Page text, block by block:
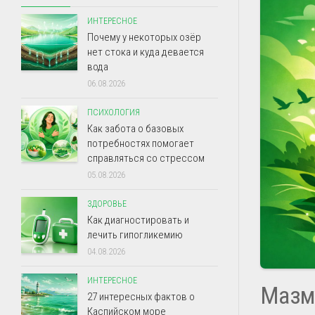
ИНТЕРЕСНОЕ
Почему у некоторых озёр
нет стока и куда девается
вода
06.08.2026
ПСИХОЛОГИЯ
Как забота о базовых
потребностях помогает
справляться со стрессом
05.08.2026
ЗДОРОВЬЕ
Как диагностировать и
лечить гипогликемию
04.08.2026
ИНТЕРЕСНОЕ
27 интересных фактов о
Каспийском море